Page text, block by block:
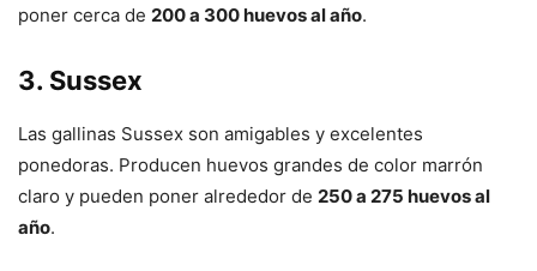
poner cerca de 200 a 300 huevos al año.
3. Sussex
Las gallinas Sussex son amigables y excelentes
ponedoras. Producen huevos grandes de color marrón
claro y pueden poner alrededor de 250 a 275 huevos al
año.